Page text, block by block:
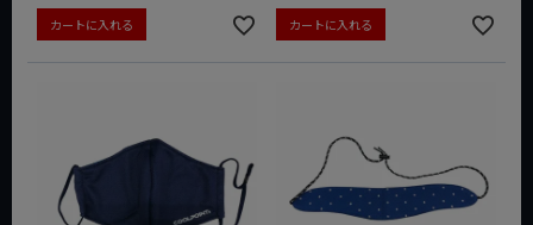
カートに入れる カートに入れる